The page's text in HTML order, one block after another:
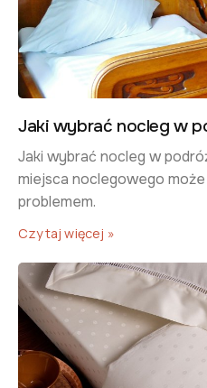
Jaki wybrać nocleg w
Jaki wybrać nocleg w
miejsca noclegowego
problemem.
Czytaj więcej »